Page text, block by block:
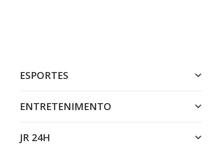
ESPORTES
ENTRETENIMENTO
JR 24H